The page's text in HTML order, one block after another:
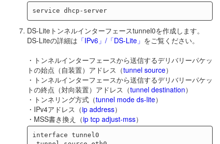
service dhcp-server
DS-Liteトンネルインターフェースtunnel0を作成します。
DS-Liteの詳細は 「IPv6」/「DS-Lite」 をご覧ください。
・トンネルインターフェースから送信するデリバリーパケッ
トの始点（自装置）アドレス（tunnel source）
・トンネルインターフェースから送信するデリバリーパケッ
トの終点（対向装置）アドレス（tunnel destination）
・トンネリング方式（tunnel mode ds-lite）
・IPv4アドレス（ip address）
・MSS書き換え（ip tcp adjust-mss）
interface tunnel0